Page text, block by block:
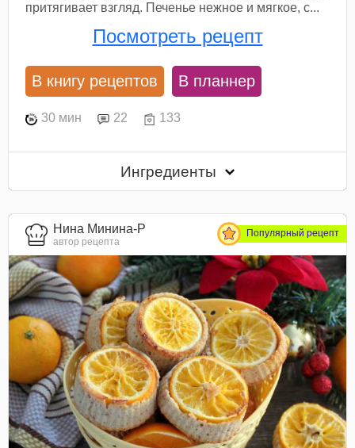
притягивает взгляд. Печенье нежное и мягкое, с...
Посмотреть рецепт
В книгу рецептов В планнер
30 мин 22 133
Ингредиенты
Нина Минина-Р
автор рецепта
Популярный рецепт